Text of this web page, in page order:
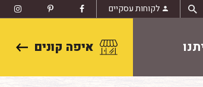
לקוחות עסקיים
איפה קונים